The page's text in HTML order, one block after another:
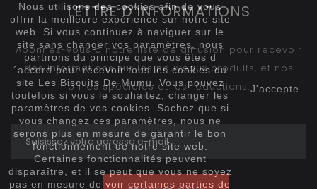
Nous utilisons des cookies afin de vous
offrir la meilleure expérience sur notre site
web. Si vous continuez à naviguer sur le
site sans changer vos paramètres, nous
partirons du principe que vous êtes d
´accord pour recevoir tous les cookies du
site Les Biscuits De Mumu. Vous pouvez
toutefois si vous le souhaitez, changer les
paramètres de vos cookies. Sachez que si
vous changez ces paramètres, nous ne
serons plus en mesure de garantir le bon
fonctionnement de notre site web.
Certaines fonctionnalités peuvent
disparaître, et il se peut que vous ne soyez
pas en mesure de voir certaines parties de
J'accepte
LETTRE D'INFORMATIONS
Abonnez-vous à notre liste de diffusion pour recevoir
des informations sur les nouveaux produits, et nos
offres spéciales et les réductions.